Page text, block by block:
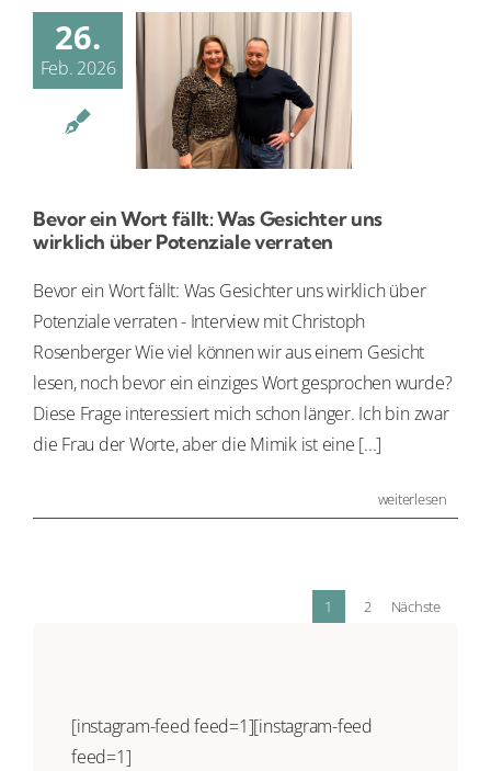
26.
Feb. 2026
Bevor ein Wort fällt: Was Gesichter uns
wirklich über Potenziale verraten
Bevor ein Wort fällt: Was Gesichter uns wirklich über
Potenziale verraten - Interview mit Christoph
Rosenberger Wie viel können wir aus einem Gesicht
lesen, noch bevor ein einziges Wort gesprochen wurde?
Diese Frage interessiert mich schon länger. Ich bin zwar
die Frau der Worte, aber die Mimik ist eine [...]
weiterlesen
1 2 Nächste
[instagram-feed feed=1][instagram-feed
feed=1]